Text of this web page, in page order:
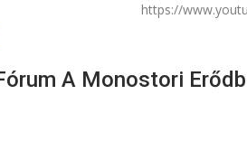
https://
A Monostori